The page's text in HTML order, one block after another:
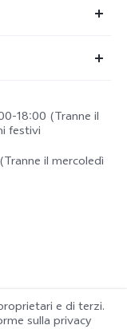
18:00 (Tranne il
festivi
il mercoledì
e di terzi.
sulla privacy